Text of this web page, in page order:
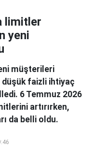
limitler
yeni
müşterileri
düşük faizli ihtiyaç
6 Temmuz 2026
artırırken,
da belli oldu.